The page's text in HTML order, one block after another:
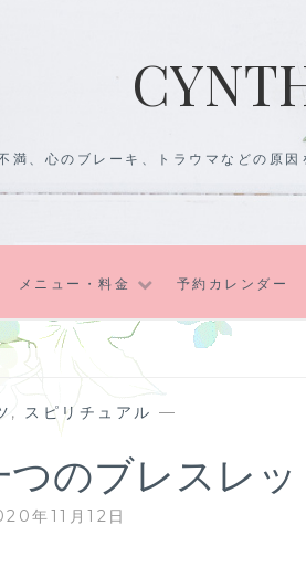
満、心のブレーキ、トラウマなどの原
メニュー・料金 予約カレンダー
, スピリチュアル —
のブレスレッ
年11月12日